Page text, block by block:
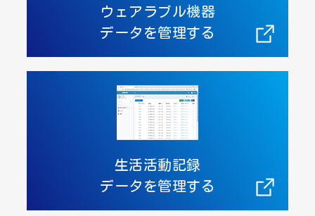
ウェアラブル機器
データを管理する
生活活動記録
データを管理する